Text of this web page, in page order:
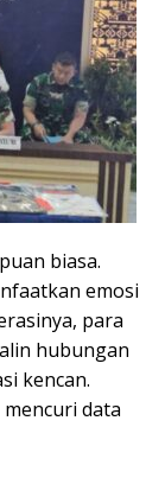
biasa.
emosi
para
hubungan
kencan.
data